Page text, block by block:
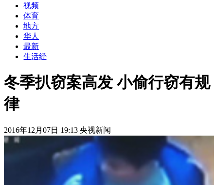
视频
体育
地方
华人
最新
生活经
冬季扒窃案高发 小偷行窃有规
律
2016年12月07日 19:13 央视新闻